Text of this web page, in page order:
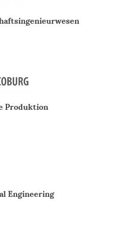
Produktion
Engineering